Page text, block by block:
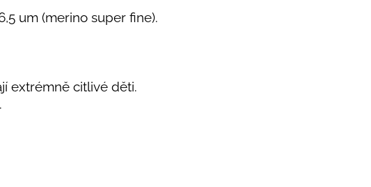
um (merino super fine).
extrémně citlivé děti.
.